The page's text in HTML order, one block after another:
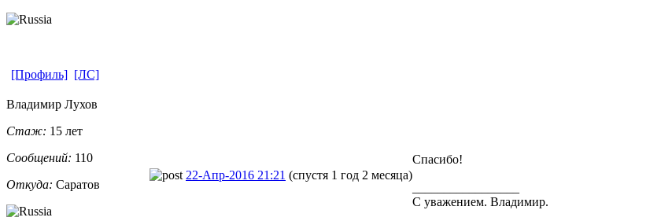
[Профиль] [ЛС]
Владимир Лухов
Стаж: 15 лет
Сообщений: 110
Откуда: Саратов
22-Апр-2016 21:21 (спустя 1 год 2 месяца)
Спасибо!
С уважением. Владимир.